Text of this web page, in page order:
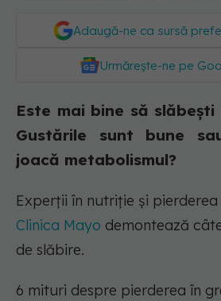
Adaugă-ne ca sursă
Urmărește-ne pe
Este mai bine să
Gustările sunt bune
joacă metabolismul?
Experții în nutriție și
Clinica Mayo demontează
de slăbire.
6 mituri despre pierderea în